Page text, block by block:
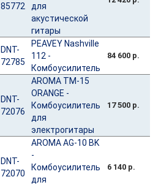
85772
для
акустической
гитары
DNT-
72785
PEAVEY Nashville
112 -
Комбоусилитель
84 600 р.
DNT-
72076
AROMA TM-15
ORANGE -
Комбоусилитель
для
электрогитары
17 500 р.
DNT-
72070
AROMA AG-10 BK
-
Комбоусилитель
для
6 140 р.